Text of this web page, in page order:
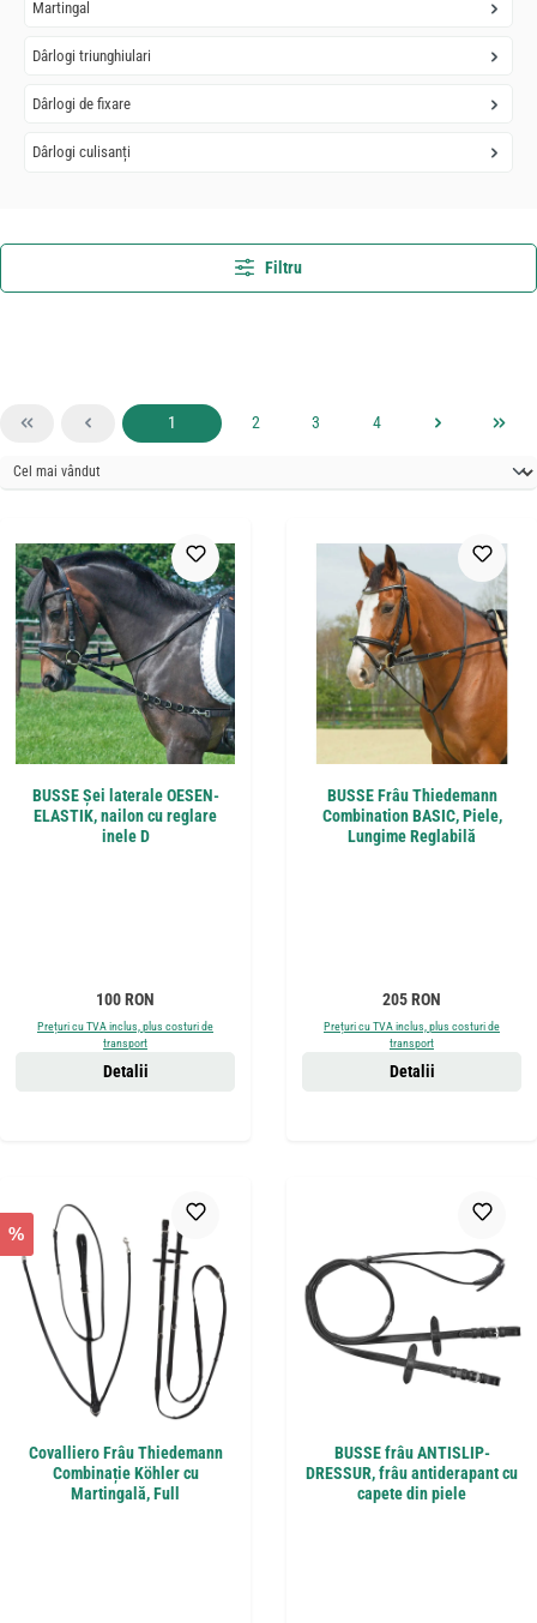
Martingal
Dârlogi triunghiulari
Dârlogi de fixare
Dârlogi culisanți
Filtru
Pagina
1 Pagina
2 Pagina
3 Pagina
4
BUSSE Șei laterale OESEN-
ELASTIK, nailon cu reglare
inele D
Preț obișnuit:
100 RON
Prețuri cu TVA inclus, plus costuri de
transport
Detalii
BUSSE Frâu Thiedemann
Combination BASIC, Piele,
Lungime Reglabilă
Preț obișnuit:
205 RON
Prețuri cu TVA inclus, plus costuri de
transport
Detalii
%
Covalliero Frâu Thiedemann
Combinație Köhler cu
Martingală, Full
BUSSE frâu ANTISLIP-
DRESSUR, frâu antiderapant cu
capete din piele